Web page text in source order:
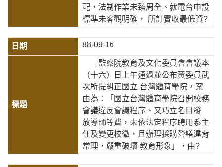
配，法制作業未臻周全、就電台申設
標準未客觀明確， 所訂實收最低資?
88-09-16
監察院教育及文化委員會會議本
（十六）日上午通過並公布黃委員武
次所提糾正國立 台灣體育學院，案
由為：「國立台灣體育學院召開校務
會議違反會議程序、又巧立名目發
放導師等費，未依法定程序聘用系主
任及變更校徽，且辦理採購營繕違背
常理，嚴重破壞 教育形象」，由?